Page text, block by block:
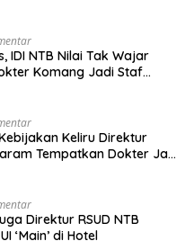
IDI NTB Nilai Tak Wajar
Komang Jadi Staf
Keliru Direktur
Tempatkan Dokter Jadi
Direktur RSUD NTB
‘Main’ di Hotel